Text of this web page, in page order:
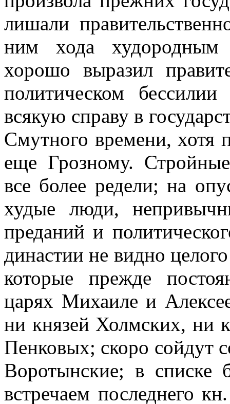
лишали
ним хода
хорошо выразил
политическом
всякую справу в
Смутного времени, хотя
еще Грозному.
все более редели; на
худые люди,
преданий и
династии не видно
которые прежде
царях Михаиле и
ни князей Холмских, ни
Пенковых; скоро сойдут
Воротынские; в
встречаем последнего